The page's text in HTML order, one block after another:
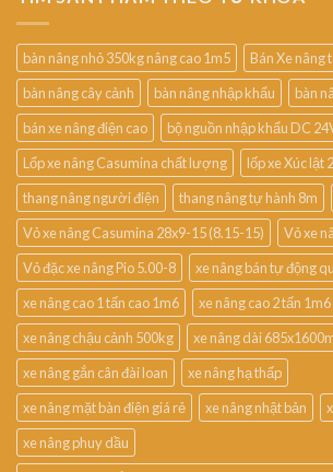
bàn nâng nhỏ 350kg nâng cao 1m5
Bán Xe nâng
bàn nâng cây cảnh
bàn nâng nhập khẩu
bàn
bán xe nâng điện cao
bộ nguồn nhập khẩu DC
Lốp xe nâng Casumina chất lượng
lốp xe Xúc lật
thang nâng người điện
thang nâng tự hành 8m
Vỏ xe nâng Casumina 28x9-15 (8.15-15)
Vỏ xe
Vỏ đặc xe nâng Pio 5.00-8
xe nâng bán tự động
xe nâng cao 1 tấn cao 1m6
xe nâng cao 2 tấn 1m6
xe nâng chậu cảnh 500kg
xe nâng dài
xe nâng gắn cân đài loan
xe nâng hạ thấp
xe nâng mặt bàn điện giá rẻ
xe nâng nhật bản
xe nâng phuy dầu